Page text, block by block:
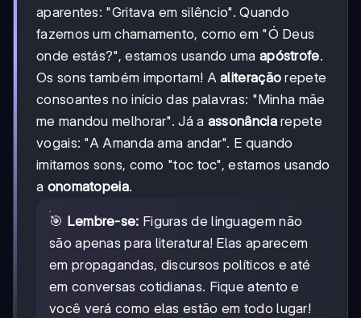
aparentes: "Gritava em silêncio". Quando
fazemos um chamamento, como em "Ó Deus
onde estás?", estamos usando uma apóstrofe.
Os sons também importam! Aaliteração repete
consoantes no início das palavras: "Minha mãe
me mandou melhorar". Já a assonânciarepete
vogais: "A Amanda ama andar". E quando
imitamos sons, como "toc toc", estamos usando
a onomatopeia.
🎯 Lembre-se: Figuras de linguagem não
são apenas para literatura! Elas aparecem
em propagandas, discursos políticos e até
em conversas cotidianas. Fique atento e
você verá como elas estão em todo lugar!